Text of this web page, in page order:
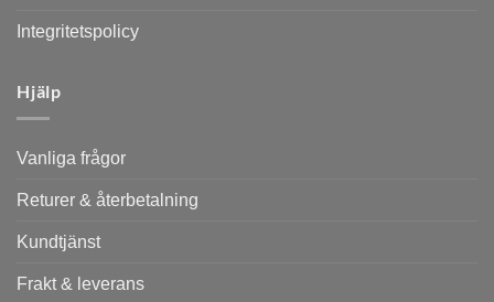
Integritetspolicy
Hjälp
Vanliga frågor
Returer & återbetalning
Kundtjänst
Frakt & leverans